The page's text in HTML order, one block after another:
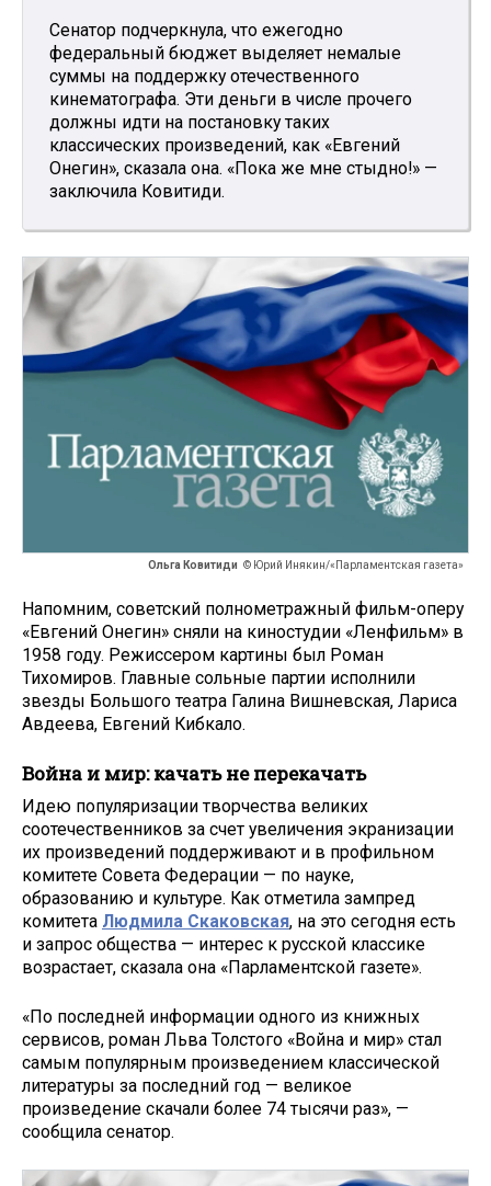
Сенатор подчеркнула, что ежегодно
федеральный бюджет выделяет немалые
суммы на поддержку отечественного
кинематографа. Эти деньги в числе прочего
должны идти на постановку таких
классических произведений, как «Евгений
Онегин», сказала она. «Пока же мне стыдно!» —
заключила Ковитиди.
Ольга Ковитиди © Юрий Инякин/«Парламентская газета»
Напомним, советский полнометражный фильм-оперу
«Евгений Онегин» сняли на киностудии «Ленфильм» в
1958 году. Режиссером картины был Роман
Тихомиров. Главные сольные партии исполнили
звезды Большого театра Галина Вишневская, Лариса
Авдеева, Евгений Кибкало.
Война и мир: качать не перекачать
Идею популяризации творчества великих
соотечественников за счет увеличения экранизации
их произведений поддерживают и в профильном
комитете Совета Федерации — по науке,
образованию и культуре. Как отметила зампред
комитета Людмила Скаковская, на это сегодня есть
и запрос общества — интерес к русской классике
возрастает, сказала она «Парламентской газете».
«По последней информации одного из книжных
сервисов, роман Льва Толстого «Война и мир» стал
самым популярным произведением классической
литературы за последний год — великое
произведение скачали более 74 тысячи раз», —
сообщила сенатор.